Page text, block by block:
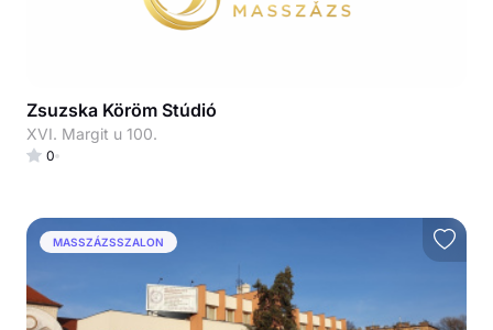
Zsuzska Köröm Stúdió
XVI. Margit u 100.
0
MASSZÁZSSZALON